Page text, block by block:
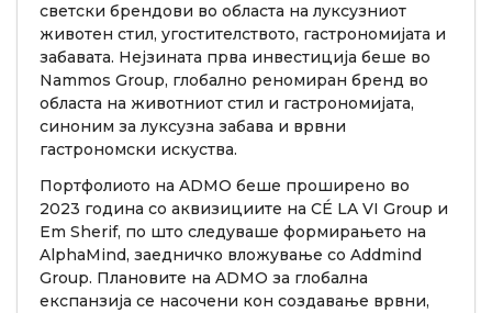
светски брендови во областа на луксузниот
животен стил, угостителството, гастрономијата и
забавата. Нејзината прва инвестиција беше во
Nammos Group, глобално реномиран бренд во
областа на животниот стил и гастрономијата,
синоним за луксузна забава и врвни
гастрономски искуства.
Портфолиото на ADMO беше проширено во
2023 година со аквизициите на CÉ LA VI Group и
Em Sherif, по што следуваше формирањето на
AlphaMind, заедничко вложување со Addmind
Group. Плановите на ADMO за глобална
експанзија се насочени кон создавање врвни,